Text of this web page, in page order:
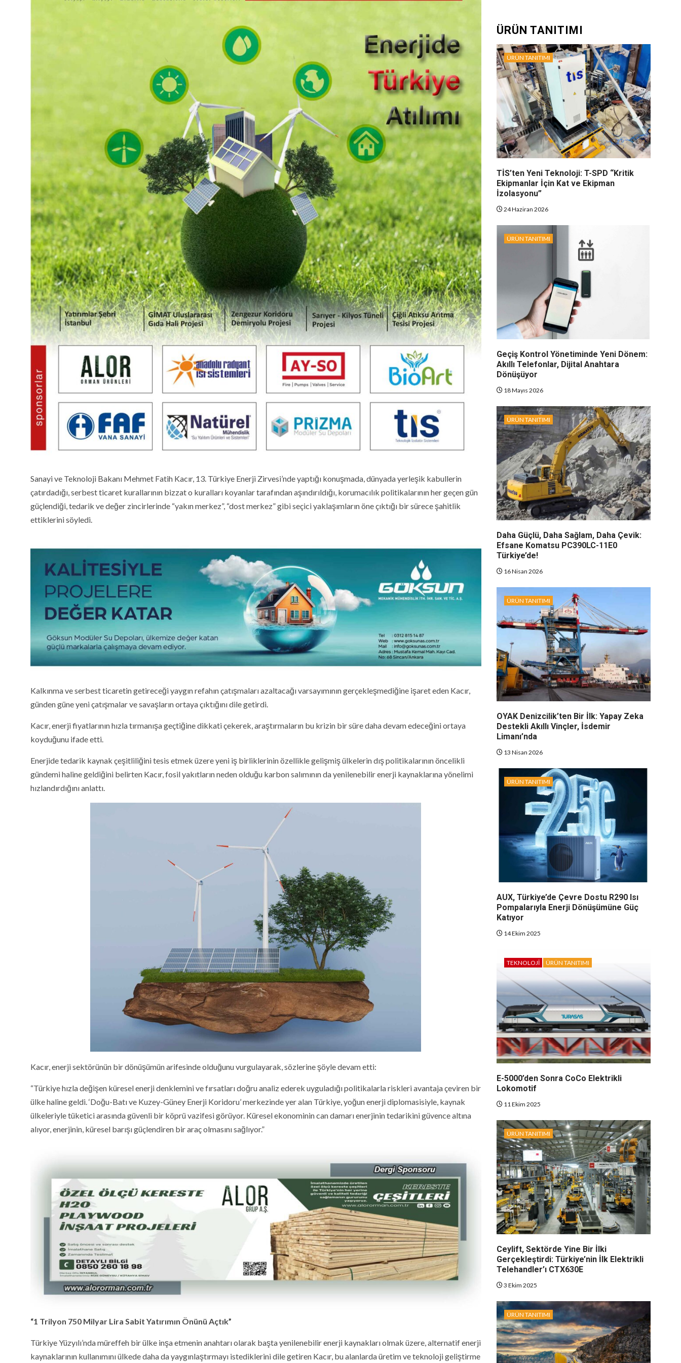
Sanayi ve Teknoloji Bakanı Mehmet Fatih Kacır, 13. Türkiye Enerji Zirvesi’nde yaptığı konuşmada, dünyada yerleşik kabullerin
çatırdadığı, serbest ticaret kurallarının bizzat o kuralları koyanlar tarafından aşındırıldığı, korumacılık politikalarının her geçen gün
güçlendiği, tedarik ve değer zincirlerinde “yakın merkez”, “dost merkez” gibi seçici yaklaşımların öne çıktığı bir sürece şahitlik
ettiklerini söyledi.
Kalkınma ve serbest ticaretin getireceği yaygın refahın çatışmaları azaltacağı varsayımının gerçekleşmediğine işaret eden Kacır,
günden güne yeni çatışmalar ve savaşların ortaya çıktığını dile getirdi.
Kacır, enerji fiyatlarının hızla tırmanışa geçtiğine dikkati çekerek, araştırmaların bu krizin bir süre daha devam edeceğini ortaya
koyduğunu ifade etti.
Enerjide tedarik kaynak çeşitliliğini tesis etmek üzere yeni iş birliklerinin özellikle gelişmiş ülkelerin dış politikalarının öncelikli
gündemi haline geldiğini belirten Kacır, fosil yakıtların neden olduğu karbon salımının da yenilenebilir enerji kaynaklarına yönelimi
hızlandırdığını anlattı.
Kacır, enerji sektörünün bir dönüşümün arifesinde olduğunu vurgulayarak, sözlerine şöyle devam etti:
“Türkiye hızla değişen küresel enerji denklemini ve fırsatları doğru analiz ederek uyguladığı politikalarla riskleri avantaja çeviren bir
ülke haline geldi. ‘Doğu-Batı ve Kuzey-Güney Enerji Koridoru’ merkezinde yer alan Türkiye, yoğun enerji diplomasisiyle, kaynak
ülkeleriyle tüketici arasında güvenli bir köprü vazifesi görüyor. Küresel ekonominin can damarı enerjinin tedarikini güvence altına
alıyor, enerjinin, küresel barışı güçlendiren bir araç olmasını sağlıyor.”
“1 Trilyon 750 Milyar Lira Sabit Yatırımın Önünü Açtık”
Türkiye Yüzyılı’nda müreffeh bir ülke inşa etmenin anahtarı olarak başta yenilenebilir enerji kaynakları olmak üzere, alternatif enerji
kaynaklarının kullanımını ülkede daha da yaygınlaştırmayı istediklerini dile getiren Kacır, bu alanlarda üretim ve teknoloji geliştirme
ÜRÜN TANITIMI
ÜRÜN TANITIMI
TİS’ten Yeni Teknoloji: T-SPD “Kritik
Ekipmanlar İçin Kat ve Ekipman
İzolasyonu”
24 Haziran 2026
ÜRÜN TANITIMI
Geçiş Kontrol Yönetiminde Yeni Dönem:
Akıllı Telefonlar, Dijital Anahtara
Dönüşüyor
18 Mayıs 2026
ÜRÜN TANITIMI
Daha Güçlü, Daha Sağlam, Daha Çevik:
Efsane Komatsu PC390LC-11E0
Türkiye’de!
16 Nisan 2026
ÜRÜN TANITIMI
OYAK Denizcilik’ten Bir İlk: Yapay Zeka
Destekli Akıllı Vinçler, İsdemir
Limanı’nda
13 Nisan 2026
ÜRÜN TANITIMI
AUX, Türkiye’de Çevre Dostu R290 Isı
Pompalarıyla Enerji Dönüşümüne Güç
Katıyor
14 Ekim 2025
TEKNOLOJI ÜRÜN TANITIMI
E-5000’den Sonra CoCo Elektrikli
Lokomotif
11 Ekim 2025
ÜRÜN TANITIMI
Ceylift, Sektörde Yine Bir İlki
Gerçekleştirdi: Türkiye’nin İlk Elektrikli
Telehandler’ı CTX630E
3 Ekim 2025
ÜRÜN TANITIMI